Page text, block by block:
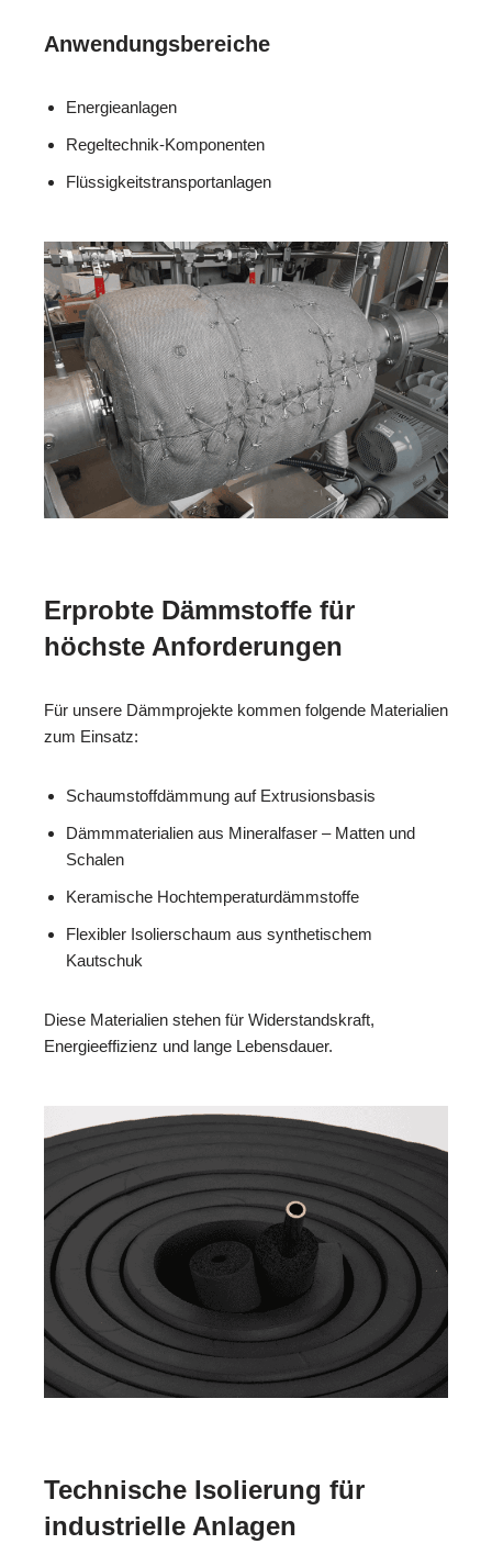
Anwendungsbereiche
Energieanlagen
Regeltechnik-Komponenten
Flüssigkeitstransportanlagen
Erprobte Dämmstoffe für
höchste Anforderungen
Für unsere Dämmprojekte kommen folgende Materialien
zum Einsatz:
Schaumstoffdämmung auf Extrusionsbasis
Dämmmaterialien aus Mineralfaser – Matten und
Schalen
Keramische Hochtemperaturdämmstoffe
Flexibler Isolierschaum aus synthetischem
Kautschuk
Diese Materialien stehen für Widerstandskraft,
Energieeffizienz und lange Lebensdauer.
Technische Isolierung für
industrielle Anlagen